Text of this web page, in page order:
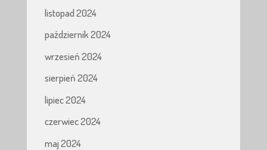
listopad 2024
październik 2024
wrzesień 2024
sierpień 2024
lipiec 2024
czerwiec 2024
maj 2024